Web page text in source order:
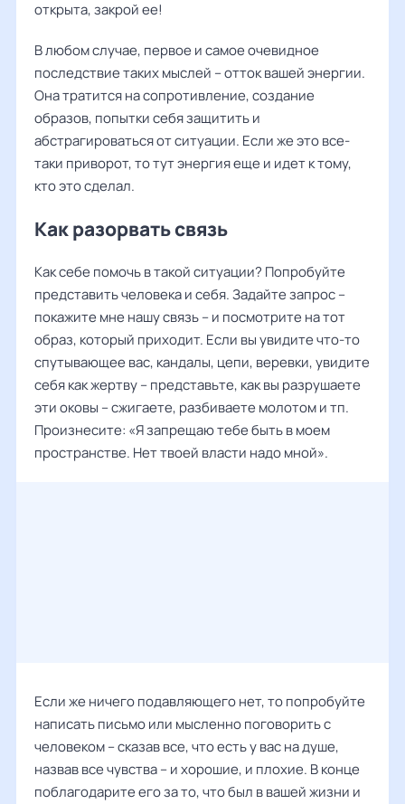
открыта, закрой ее!
В любом случае, первое и самое очевидное
последствие таких мыслей – отток вашей энергии.
Она тратится на сопротивление, создание
образов, попытки себя защитить и
абстрагироваться от ситуации. Если же это все-
таки приворот, то тут энергия еще и идет к тому,
кто это сделал.
Как разорвать связь
Как себе помочь в такой ситуации? Попробуйте
представить человека и себя. Задайте запрос –
покажите мне нашу связь – и посмотрите на тот
образ, который приходит. Если вы увидите что-то
спутывающее вас, кандалы, цепи, веревки, увидите
себя как жертву – представьте, как вы разрушаете
эти оковы – сжигаете, разбиваете молотом и тп.
Произнесите: «Я запрещаю тебе быть в моем
пространстве. Нет твоей власти надо мной».
Если же ничего подавляющего нет, то попробуйте
написать письмо или мысленно поговорить с
человеком – сказав все, что есть у вас на душе,
назвав все чувства – и хорошие, и плохие. В конце
поблагодарите его за то, что был в вашей жизни и